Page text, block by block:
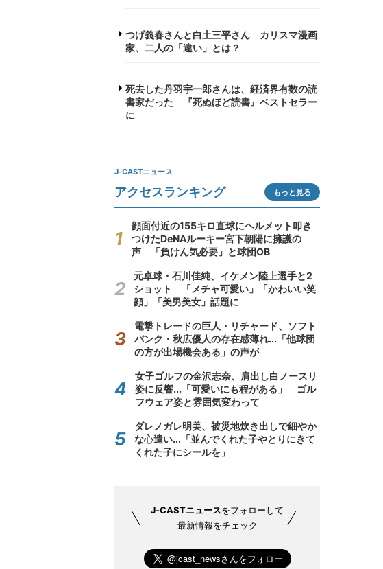
つげ義春さんと白土三平さん カリスマ漫画
家、二人の「違い」とは？
死去した丹羽宇一郎さんは、経済界有数の読
書家だった 『死ぬほど読書』ベストセラー
に
J-CASTニュース
アクセスランキング もっと見る
顔面付近の155キロ直球にヘルメット叩き
つけたDeNAルーキー宮下朝陽に擁護の
声 「負けん気必要」と球団OB
元卓球・石川佳純、イケメン陸上選手と2
ショット 「メチャ可愛い」「かわいい笑
顔」「美男美女」話題に
電撃トレードの巨人・リチャード、ソフト
バンク・秋広優人の存在感薄れ...「他球団
の方が出場機会ある」の声が
女子ゴルフの金沢志奈、肩出し白ノースリ
姿に反響...「可愛いにも程がある」 ゴル
フウェア姿と雰囲気変わって
ダレノガレ明美、被災地炊き出しで細やか
な心遣い...「並んでくれた子やとりにきて
くれた子にシールを」
J-CASTニュースをフォローして
最新情報をチェック